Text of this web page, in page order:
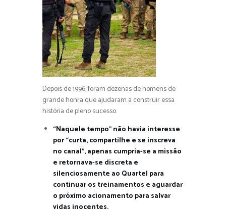
Depois de 1996, foram dezenas de homens de
grande honra que ajudaram a construir essa
história de pleno sucesso.
“Naquele tempo” não havia interesse
por “curta, compartilhe e se inscreva
no canal”, apenas cumpria-se a missão
e retornava-se discreta e
silenciosamente ao Quartel para
continuar os treinamentos e aguardar
o próximo acionamento para salvar
vidas inocentes.